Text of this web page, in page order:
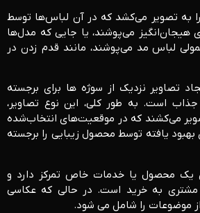
به تصویر می‌کشد که در آن لباس‌ها توسط
هیجان‌انگیز می‌پوشند، یا جایی که مدل‌ها
لباس مد می‌پوشند، مانند قدم زدن در
تصاویر نزدیک از سوژه ها برای برجسته
است. به طور کلی، این نوع تصاویر،
می‌کشند که در موقعیت‌های انتخاب‌شده
بهبود یافته توسط محصول زیبایی را برجسته
یک محصول یا خدمات خاص تمرکز دارد و
به خرید است. در حالی که عکاسی
موضوعات را شامل می شود.